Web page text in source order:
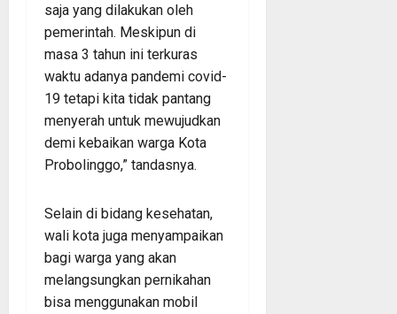
saja yang dilakukan oleh
pemerintah. Meskipun di
masa 3 tahun ini terkuras
waktu adanya pandemi covid-
19 tetapi kita tidak pantang
menyerah untuk mewujudkan
demi kebaikan warga Kota
Probolinggo,” tandasnya.
Selain di bidang kesehatan,
wali kota juga menyampaikan
bagi warga yang akan
melangsungkan pernikahan
bisa menggunakan mobil